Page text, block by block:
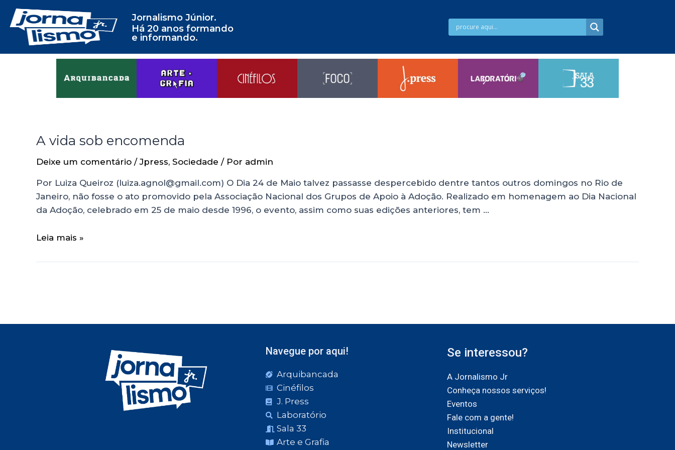
Jornalismo Júnior.
Há 20 anos formando
e informando.
A vida sob encomenda
Deixe um comentário /Jpress, Sociedade / Por admin
Por Luiza Queiroz (luiza.agnol@gmail.com) O Dia 24 de Maio talvez passasse despercebido dentre tantos outros domingos no Rio de
Janeiro, não fosse o ato promovido pela Associação Nacional dos Grupos de Apoio à Adoção. Realizado em homenagem ao Dia Nacional
da Adoção, celebrado em 25 de maio desde 1996, o evento, assim como suas edições anteriores, tem …
Leia mais »
Navegue por aqui!
Arquibancada
Cinéfilos
J. Press
Laboratório
Sala 33
Arte e Grafia
Se interessou?
A Jornalismo Jr
Conheça nossos serviços!
Eventos
Fale com a gente!
Institucional
Newsletter